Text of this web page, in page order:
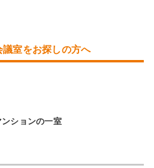
議室をお探しの方へ
ションの一室